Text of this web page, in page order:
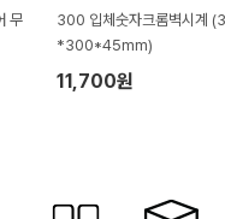
300 입체숫자크롬벽시계
*300*45mm)
11,700원